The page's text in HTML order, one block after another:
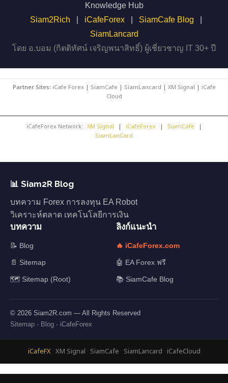
Knowledge Hub
Siam2Rich
iCafeForex SiamCafe Blog
SiamLancard
โดย อ.บอม (กิตติทัศน์ เจริญพนาสิทธิ์) ผู้เชี่ยวชาญ IT 30+ ปี
Partner Sites: iCafe Forex| SiamCafe | SiamLancard | XM Signal | iCafe
Cloud
iCafeForex Network: XM Signal | iCafeForex | SiamCafe
|
SiamLanCard
📊 Siam2R Blog
บทความ Forex การลงทุน EA Robot
วิเคราะห์ตลาด เทคโนโลยีการเงิน
บทความ
📝 Blog
📄 Sitemap
🗺️ Sitemap (Root)
ลิงก์แนะนำ
🔥 iCafeForex.com
🤖 EA Forex ฟรี
📚 SiamCafe Blog
© 2026 Siam2R.com — All Rights Reserved
Sitemap · Blog · iCafeForex
iCafeFX· XM Signal · SiamCafe · SiamLancard · iCafeCloud